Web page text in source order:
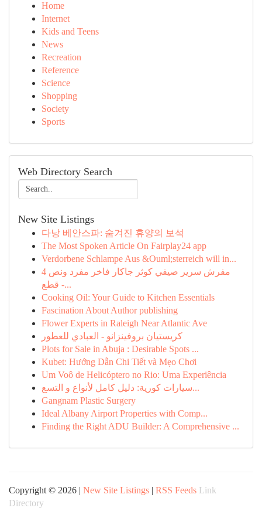
Home
Internet
Kids and Teens
News
Recreation
Reference
Science
Shopping
Society
Sports
Web Directory Search
New Site Listings
다낭 베안스파: 숨겨진 휴양의 보석
The Most Spoken Article On Fairplay24 app
Verdorbene Schlampe Aus &Ouml;sterreich will in...
مفرش سرير صيفي كوثر جاكار فاخر مفرد ونص 4
قطع -...
Cooking Oil: Your Guide to Kitchen Essentials
Fascination About Author publishing
Flower Experts in Raleigh Near Atlantic Ave
كريستيان بروفينزانو - العبادي للعطور
Plots for Sale in Abuja : Desirable Spots ...
Kubet: Hướng Dẫn Chi Tiết và Mẹo Chơi
Um Voô de Helicóptero no Rio: Uma Experiência
سيارات كورية: دليل كامل لأنواع و التسع...
Gangnam Plastic Surgery
Ideal Albany Airport Properties with Comp...
Finding the Right ADU Builder: A Comprehensive ...
Copyright © 2026 | New Site Listings | RSS Feeds Link
Directory